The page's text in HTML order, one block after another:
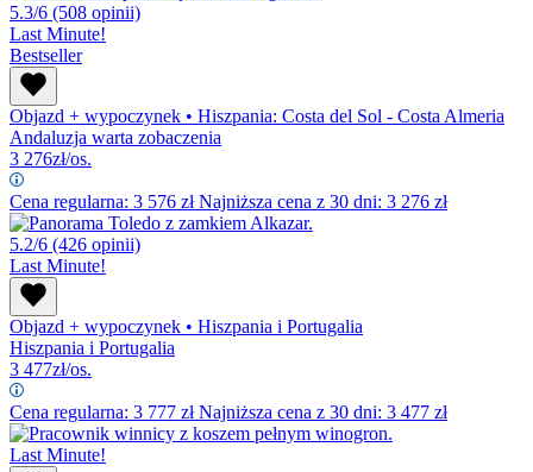
5.3/6 (508 opinii)
Last Minute!
Bestseller
Objazd + wypoczynek • Hiszpania: Costa del Sol - Costa Almeria
Andaluzja warta zobaczenia
3 276zł/os.
Cena regularna: 3 576 złNajniższa cena z 30 dni: 3 276 zł
5.2/6 (426 opinii)
Last Minute!
Objazd + wypoczynek • Hiszpania i Portugalia
Hiszpania i Portugalia
3 477zł/os.
Cena regularna: 3 777 złNajniższa cena z 30 dni: 3 477 zł
Last Minute!